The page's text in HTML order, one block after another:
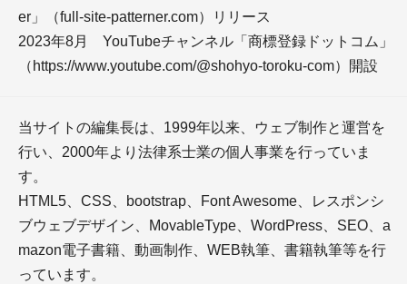
＋WEBメディアの仕事をはじめるには？
＋フリーランス実態調査
er」（full-site-patterner.com）リリース
2023年8月 YouTubeチャンネル「商標登録ドットコム」
（https://www.youtube.com/@shohyo-toroku-com）開設
当サイトの編集長は、1999年以来、ウェブ制作と運営を
行い、2000年より法律系士業の個人事業を行っていま
す。
HTML5、CSS、bootstrap、Font Awesome、レスポンシ
ブウェブデザイン、MovableType、WordPress、SEO、a
mazon電子書籍、動画制作、WEB執筆、書籍執筆等を行
っています。